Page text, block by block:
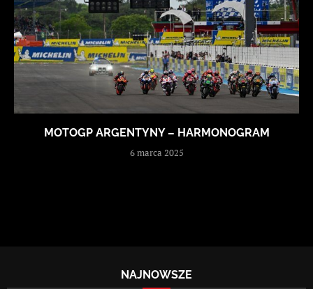
MOTOGP ARGENTYNY – HARMONOGRAM
6 marca 2025
NAJNOWSZE